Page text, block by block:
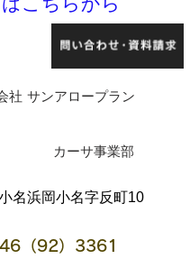
こちらから
社 サンアロープラン
​カーサ事業部
名浜岡小名字反町10
（92）3361